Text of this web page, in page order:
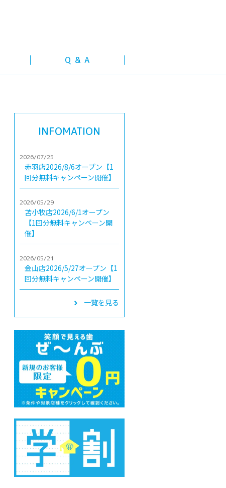
Q & A
INFOMATION
2026/07/25
赤羽店2026/8/6オープン【1
回分無料キャンペーン開催】
2026/05/29
苫小牧店2026/6/1オープン
【1回分無料キャンペーン開
催】
2026/05/21
金山店2026/5/27オープン【1
回分無料キャンペーン開催】
一覧を見る